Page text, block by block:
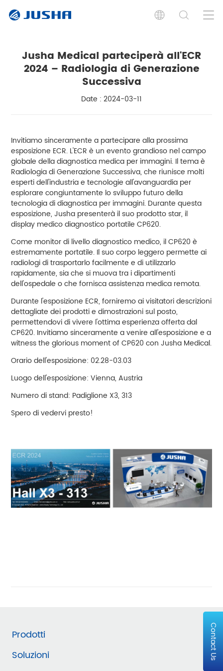
Jusha Medical parteciperà all'ECR
2024 – Radiologia di Generazione
Successiva
Date : 2024-03-11
Invitiamo sinceramente a partecipare alla prossima
esposizione ECR. L'ECR è un evento grandioso nel campo
globale della diagnostica medica per immagini. Il tema è
Radiologia di Generazione Successiva, che riunisce molti
esperti dell'industria e tecnologie all'avanguardia per
esplorare congiuntamente lo sviluppo futuro della
tecnologia di diagnostica per immagini. Durante questa
esposizione, Jusha presenterà il suo prodotto star, il
display medico diagnostico portatile CP620.
Come monitor di livello diagnostico medico, il CP620 è
estremamente portatile. Il suo corpo leggero permette ai
radiologi di trasportarlo facilmente e di utilizzarlo
rapidamente, sia che si muova tra i dipartimenti
dell'ospedale o che fornisca assistenza medica remota.
Durante l'esposizione ECR, forniremo ai visitatori descrizioni
dettagliate dei prodotti e dimostrazioni sul posto,
permettendovi di vivere l'ottima esperienza offerta dal
CP620. Invitiamo sinceramente a venire all'esposizione e a
witness the glorious moment of CP620 con Jusha Medical.
Orario dell'esposizione: 02.28-03.03
Luogo dell'esposizione: Vienna, Austria
Numero di stand: Padiglione X3, 313
Spero di vedervi presto!
Contact Us
Prodotti
Soluzioni